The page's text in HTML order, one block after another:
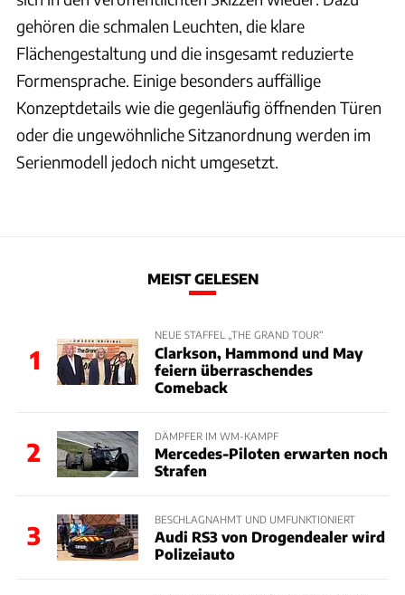
gehören die schmalen Leuchten, die klare
Flächengestaltung und die insgesamt reduzierte
Formensprache. Einige besonders auffällige
Konzeptdetails wie die gegenläufig öffnenden Türen
oder die ungewöhnliche Sitzanordnung werden im
Serienmodell jedoch nicht umgesetzt.
MEIST GELESEN
1
NEUE STAFFEL „THE GRAND TOUR“
Clarkson, Hammond und May
feiern überraschendes
Comeback
2
DÄMPFER IM WM-KAMPF
Mercedes-Piloten erwarten noch
Strafen
3
BESCHLAGNAHMT UND UMFUNKTIONIERT
Audi RS3 von Drogendealer wird
Polizeiauto